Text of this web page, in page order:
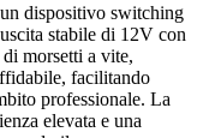
dispositivo switching
stabile di 12V con
morsetti a vite,
facilitando
professionale. La
elevata e una